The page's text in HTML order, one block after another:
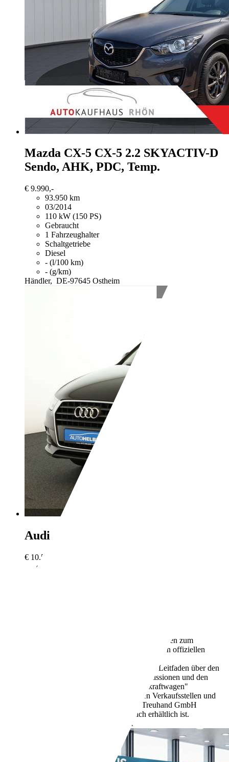
Mazda CX-5 CX-5 2.2 SKYACTIV-D
Sendo, AHK, PDC, Temp.
€ 9.990,-
93.950 km
03/2014
110 kW (150 PS)
Gebraucht
1 Fahrzeughalter
Schaltgetriebe
Diesel
- (l/100 km)
- (g/km)
Händler, DE-97645 Ostheim
Audi Q3
€ 10.590,-
Weitere Informationen zum
offiziellen Kraftstoffverbrauch und den offiziellen
Personenkraftwagen können dem "Leitfaden über den
Kraftstoffverbrauch, die CO2-Emissionen und den
Stromverbrauch neuer Personenkraftwagen"
entnommen werden, der an allen Verkaufsstellen und
bei der Deutschen Automobil Treuhand GmbH
unter www.dat.de unentgeltlich erhältlich ist.
DE-97499 Donnersdorf